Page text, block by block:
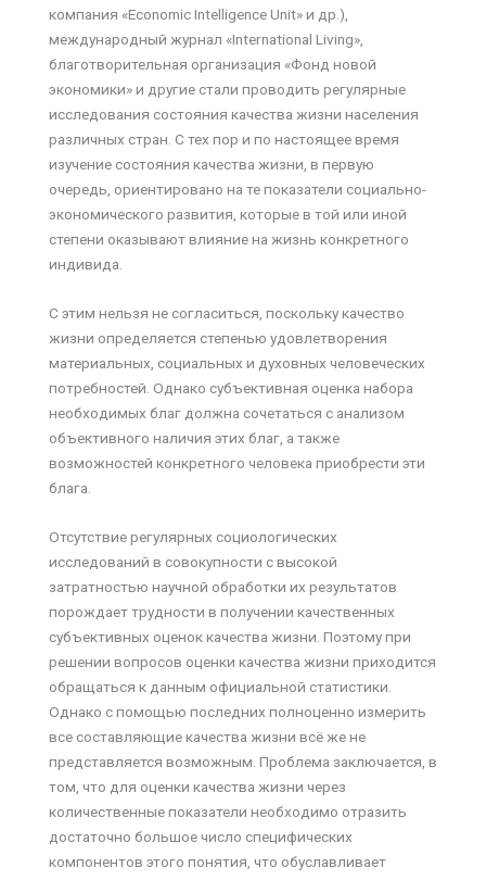
компания «Economic Intelligence Unit» и др.),
международный журнал «International Living»,
благотворительная организация «Фонд новой
экономики» и другие стали проводить регулярные
исследования состояния качества жизни населения
различных стран. С тех пор и по настоящее время
изучение состояния качества жизни, в первую
очередь, ориентировано на те показатели социально-
экономического развития, которые в той или иной
степени оказывают влияние на жизнь конкретного
индивида.
С этим нельзя не согласиться, поскольку качество
жизни определяется степенью удовлетворения
материальных, социальных и духовных человеческих
потребностей. Однако субъективная оценка набора
необходимых благ должна сочетаться с анализом
объективного наличия этих благ, а также
возможностей конкретного человека приобрести эти
блага.
Отсутствие регулярных социологических
исследований в совокупности с высокой
затратностью научной обработки их результатов
порождает трудности в получении качественных
субъективных оценок качества жизни. Поэтому при
решении вопросов оценки качества жизни приходится
обращаться к данным официальной статистики.
Однако с помощью последних полноценно измерить
все составляющие качества жизни всё же не
представляется возможным. Проблема заключается, в
том, что для оценки качества жизни через
количественные показатели необходимо отразить
достаточно большое число специфических
компонентов этого понятия, что обуславливает